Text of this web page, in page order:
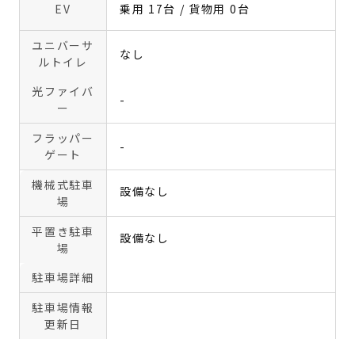
EV 乗用 17台 / 貨物用 0台
ユニバーサ
ルトイレ
なし
光ファイバ
ー
-
フラッパー
ゲート
-
機械式駐車
場
設備なし
平置き駐車
場
設備なし
駐車場詳細
駐車場情報
更新日